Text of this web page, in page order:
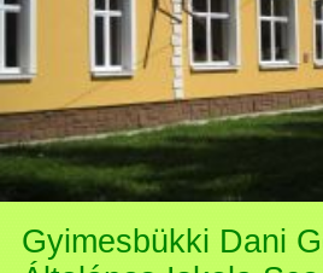
Gyimesbükki Dani